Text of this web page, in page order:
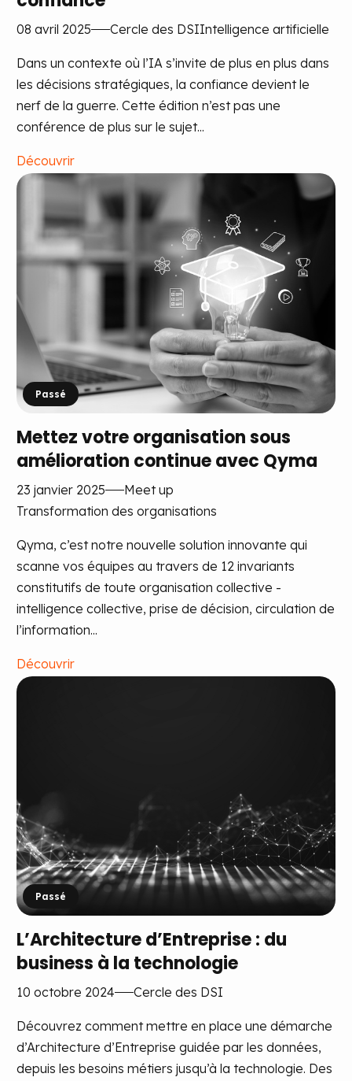
08 avril 2025 Cercle des DSIIntelligence artificielle
Dans un contexte où l’IA s’invite de plus en plus dans
les décisions stratégiques, la confiance devient le
nerf de la guerre. Cette édition n’est pas une
conférence de plus sur le sujet...
Découvrir
Passé
Mettez votre organisation sous
amélioration continue avec Qyma
23 janvier 2025
Meet up
Transformation des organisations
Qyma, c’est notre nouvelle solution innovante qui
scanne vos équipes au travers de 12 invariants
constitutifs de toute organisation collective -
intelligence collective, prise de décision, circulation de
l’information...
Découvrir
Passé
L’Architecture d’Entreprise : du
business à la technologie
10 octobre 2024 Cercle des DSI
Découvrez comment mettre en place une démarche
d’Architecture d’Entreprise guidée par les données,
depuis les besoins métiers jusqu’à la technologie. Des